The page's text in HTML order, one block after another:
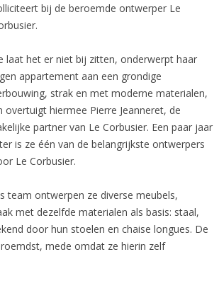
bij de beroemde ontwerper Le
laat het er niet bij zitten, onderwerpt haar
appartement aan een grondige
strak en met moderne materialen,
overtuigt hiermee Pierre Jeanneret, de
partner van Le Corbusier. Een paar jaar
is ze één van de belangrijkste ontwerpers
Le Corbusier.
team ontwerpen ze diverse meubels,
met dezelfde materialen als basis: staal,
door hun stoelen en chaise longues. De
mede omdat ze hierin zelf